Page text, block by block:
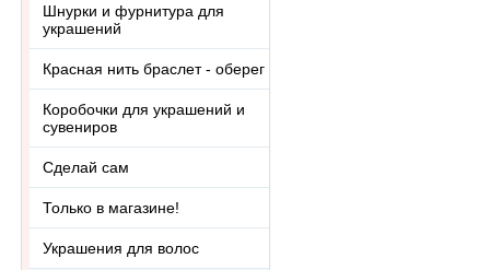
Шнурки и фурнитура для
украшений
Красная нить браслет - оберег
Коробочки для украшений и
сувениров
Сделай сам
Только в магазине!
Украшения для волос